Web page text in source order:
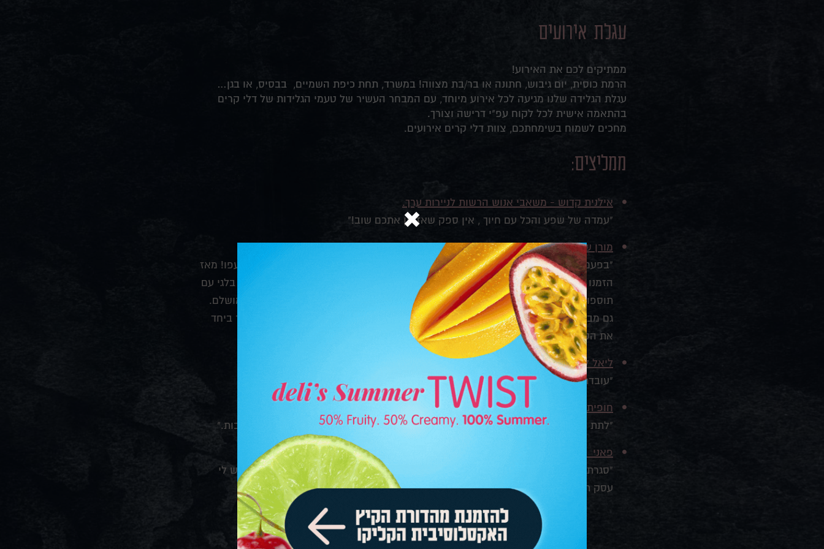
עגלת אירועים
ממתיקים לכם את האירוע!
הרמת כוסית, יום גיבוש, חתונה או בר/בת מצווה! במשרד, תחת כיפת השמיים, בבסיס, או בגן…
עגלת הגלידה שלנו מגיעה לכל אירוע מיוחד, עם המבחר העשיר של טעמי הגלידות של דלי קרים
בהתאמה אישית לכל לקוח עפ"י דרישה וצורך.
מחכים לשמוח בשימחתכם, צוות דלי קרים אירועים.
ממליצים:
אילנית קדוש - משאבי אנוש הרשות לניירות ערך.
"עמדה של שפע והכל עם חיוך , אין ספק שאזמין אתכם שוב!"
מורן שוורץ - סמנכ"לית משאבי אנוש, רייקול גבישים.
"בפעם הראשונה הזמנו את עגלת הגלידה של דלי קרים אלינו למסיבת פורים והעובדים עפו! מאז
הזמנו עוד 4 פעמים לקונספטים שונים! אם בגלידה בשלל טעמים לאירוע משפחות, וופל בלגי עם
תוספות ל happy hour, שייקים ליום כיף או יוגורט עם פירות לשבוע בריאות, הכל היה מושלם.
גם מבחינת האיכות והטעם המעולים, השירות האדיב והלבבי, העמידה בזמנים, הכל יוצר ביחד
את הספק המושלם לאירועים, ממליצה בחום!"
ליאל לויצקי - מפיקת אירועים פרטיים.
"עובדת עם דלי קרים מזה 3 שנים, ותמיד רגועה שהכל יתוקתק כמו שעון."
חופית חפיף - עיריית באר יעקב.
"לתת את המקסימום, ראינו את קצב העבודה והגלידה המגרה, הבנתי שאנחנו בידיים טובות."
פאני - משאבי אנוש אנליסט.
"סגרתי 2 עגלות גלידה במקביל, צוות עובדים מקצוען והגלידה מושלמת, הבנתי עם מי יש לי
עסק תודה על הכל."